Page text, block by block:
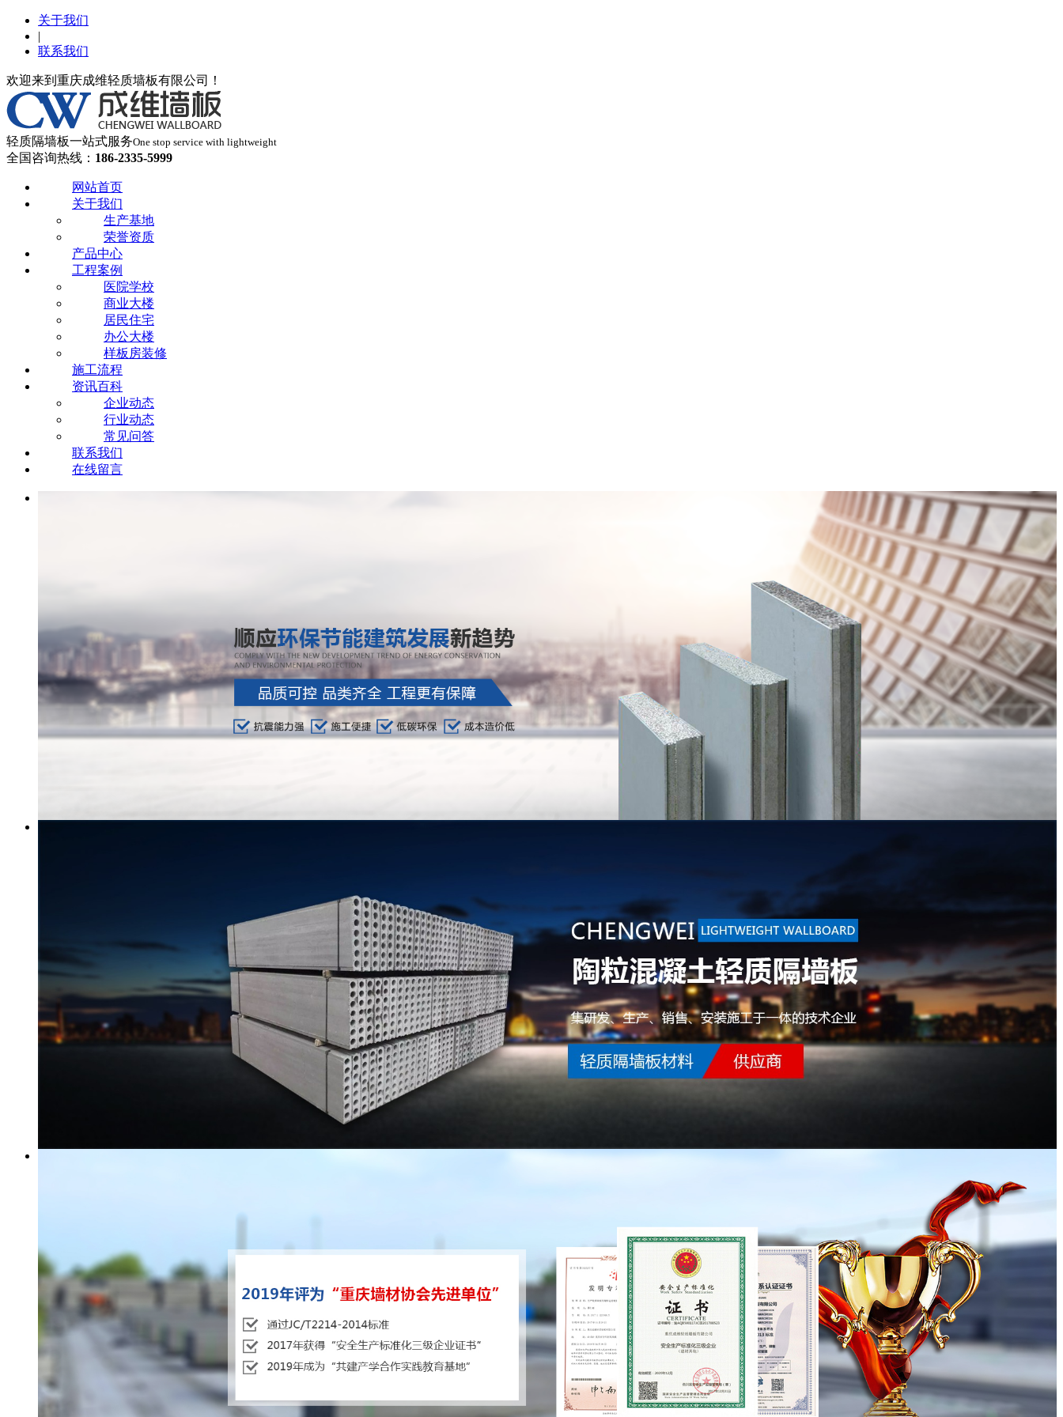
关于我们
|
联系我们
欢迎来到重庆成维轻质墙板有限公司！
轻质隔墙板一站式服务One stop service with lightweight
全国咨询热线： 186-2335-5999
网站首页
关于我们
生产基地
荣誉资质
产品中心
工程案例
医院学校
商业大楼
居民住宅
办公大楼
样板房装修
施工流程
资讯百科
企业动态
行业动态
常见问答
联系我们
在线留言